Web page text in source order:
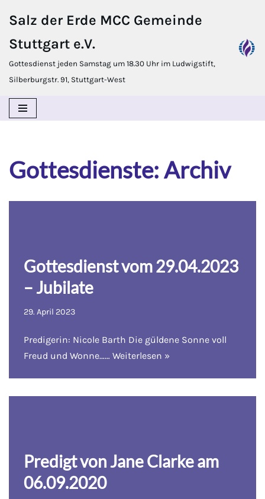
Inhalt
springen
Salz der Erde MCC Gemeinde
Stuttgart e.V.
Gottesdienst jeden Samstag um 18.30 Uhr im Ludwigstift,
Silberburgstr. 91, Stuttgart-West
Gottesdienste: Archiv
Gottesdienst vom 29.04.2023
– Jubilate
29. April 2023
Predigerin: Nicole Barth Die güldene Sonne voll
Freud und Wonne…… Weiterlesen »
Predigt von Jane Clarke am
06.09.2020